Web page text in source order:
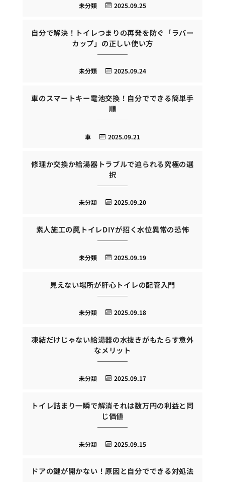
2025.09.25
未分類
自分で解決！トイレつまりの再発を防ぐ「ラバー
カップ」の正しい使い方
2025.09.24
未分類
車のスマートキー電池交換！自分でできる簡単手
順
2025.09.21
車
修理か交換か給湯器トラブルで迫られる究極の選
択
2025.09.20
未分類
素人施工の罠トイレDIYが招く水位異常の恐怖
2025.09.19
未分類
見えない場所が肝心トイレの配管入門
2025.09.18
未分類
凍結だけじゃない給湯器の水抜きがもたらす意外
なメリット
2025.09.17
未分類
トイレ詰まり一瞬で解消それは数万円の利益と同
じ価値
2025.09.15
未分類
ドアの鍵が開かない！原因と自分でできる対処法